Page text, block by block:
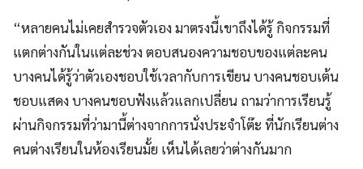
“หลายคนไม่เคยสำรวจตัวเอง มาตรงนี้เขาถึงได้รู้ กิจกรรมที่
แตกต่างกันในแต่ละช่วง ตอบสนองความชอบของแต่ละคน
บางคนได้รู้ว่าตัวเองชอบใช้เวลากับการเขียน บางคนชอบเต้น
ชอบแสดง บางคนชอบฟังแล้วแลกเปลี่ยน ถามว่าการเรียนรู้
ผ่านกิจกรรมที่ว่ามานี้ต่างจากการนั่งประจำโต๊ะ ที่นักเรียนต่าง
คนต่างเรียนในห้องเรียนมั้ย เห็นได้เลยว่าต่างกันมาก